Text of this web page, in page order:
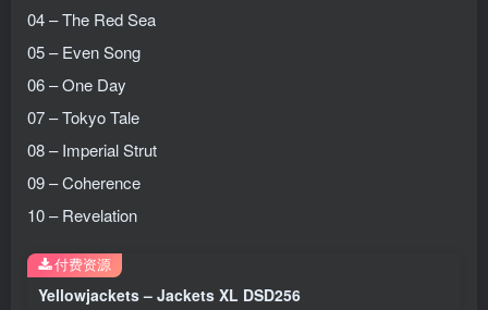
04 – The Red Sea
05 – Even Song
06 – One Day
07 – Tokyo Tale
08 – Imperial Strut
09 – Coherence
10 – Revelation
Yellowjackets – Jackets XL DSD256
付费资源